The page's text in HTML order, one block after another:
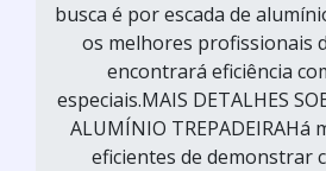
busca é por escada de
os melhores profissionais
encontrará eficiência
especiais.MAIS DETALHES
ALUMÍNIO TREPADEIRAHá
eficientes de demonstrar